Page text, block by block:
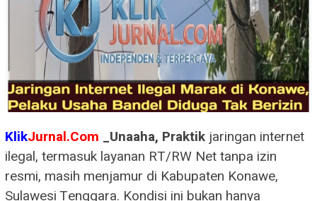
KlikJurnal.Com _Unaaha, Praktik jaringan internet
ilegal, termasuk layanan RT/RW Net tanpa izin
resmi, masih menjamur di Kabupaten Konawe,
Sulawesi Tenggara. Kondisi ini bukan hanya